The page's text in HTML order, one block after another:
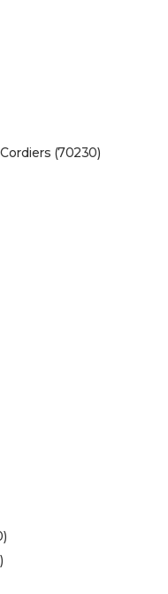
(70230)